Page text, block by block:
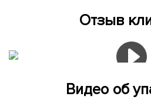
Отзыв
Видео об